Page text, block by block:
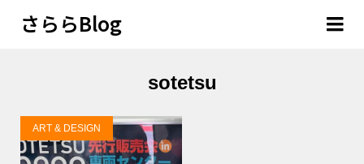
さららBlog
sotetsu
ART & DESIGN